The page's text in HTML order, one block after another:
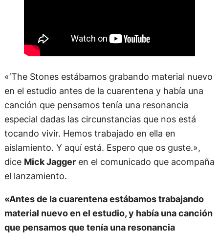
canción que pensamos tenía una resonancia
especial dadas las circunstancias que nos está
aislamiento. Y aquí está. Espero que os guste.»,
dice Mick Jaggeren el comunicado que acompaña
el lanzamiento.
«Antes de la cuarentena estábamos trabajando
material nuevo en el estudio, y había una canción
que pensamos que tenía una resonancia
especial, dadas las circunstancias que nos está
Richards, por su parte, agregó:
«Grabamos el
tema hace un año en Los Angeles para nuestro